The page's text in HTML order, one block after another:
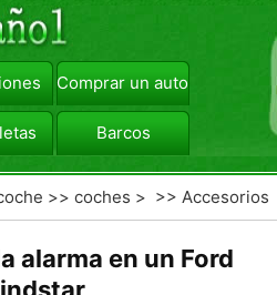
Comprar un automóvil
Barcos
>>coches > >>Accesorios
alarma en un Ford